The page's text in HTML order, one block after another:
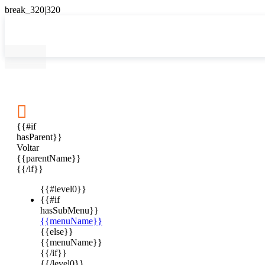

{{#if
hasParent}}
Voltar
{{parentName}}
{{/if}}
{{#level0}}
{{#if
hasSubMenu}}
{{menuName}}
{{else}}
{{menuName}}
{{/if}}